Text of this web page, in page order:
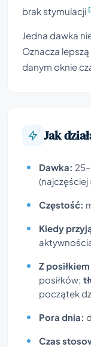
brak stymulacji
Jedna dawka
Oznacza
danym oknie
Jak
Dawka:
Częstość:
Kiedy
Z
posiłków;
początek
Pora dnia:
Czas